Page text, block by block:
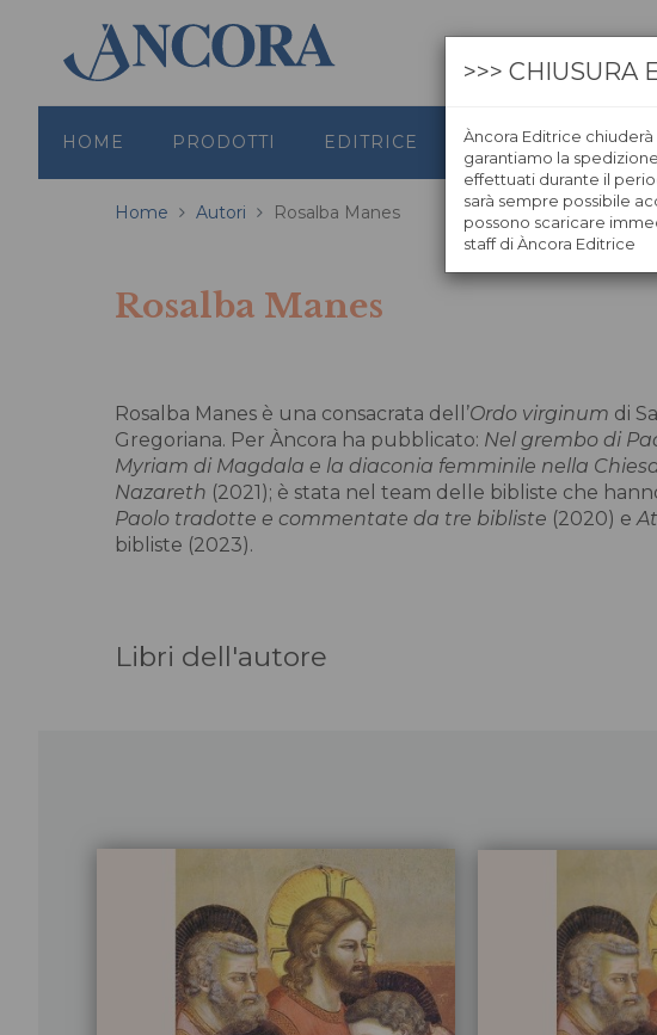
HOME PRODOTTI EDITRICE GRAFICA
Home Autori Rosalba Manes
Rosalba Manes
Rosalba Manes è una consacrata dell’Ordo virginum di
Gregoriana. Per Àncora ha pubblicato: Nel grembo di
Myriam di Magdala e la diaconia femminile nella
Nazareth (2021); è stata nel team delle bibliste che
Paolo tradotte e commentate da tre bibliste (2020) e
bibliste (2023).
Libri dell'autore
>>> CHIUSURA
Àncora Editrice
garantiamo la
effettuati durante il
sarà sempre possibile
possono scaricare
staff di Àncora Editrice